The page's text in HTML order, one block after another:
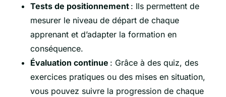
Tests de positionnement : Ils permettent de
mesurer le niveau de départ de chaque
apprenant et d’adapter la formation en
conséquence.
Évaluation continue : Grâce à des quiz, des
exercices pratiques ou des mises en situation,
vous pouvez suivre la progression de chaque